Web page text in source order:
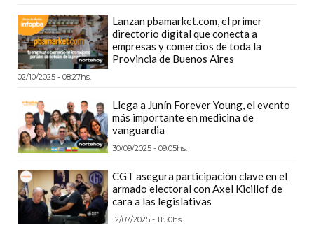
DÓNDE
COMPRAR
PROTEÍNA,
CREATINA
PRE
ENTRENO
CON
PROFESIONAL
QUÉ
Lanzan pbamarket.com, el primer
directorio digital que conecta a
empresas y comercios de toda la
Provincia de Buenos Aires
02/10/2025 - 08:27hs.
Llega a Junín Forever Young, el evento
más importante en medicina de
vanguardia
30/09/2025 - 09:05hs.
CGT asegura participación clave en el
armado electoral con Axel Kicillof de
cara a las legislativas
12/07/2025 - 11:50hs.